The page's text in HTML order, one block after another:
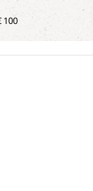
100